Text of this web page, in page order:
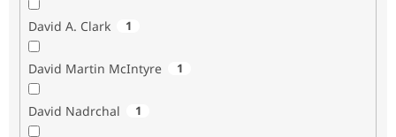
David A. Clark 1
David Martin McIntyre 1
David Nadrchal 1